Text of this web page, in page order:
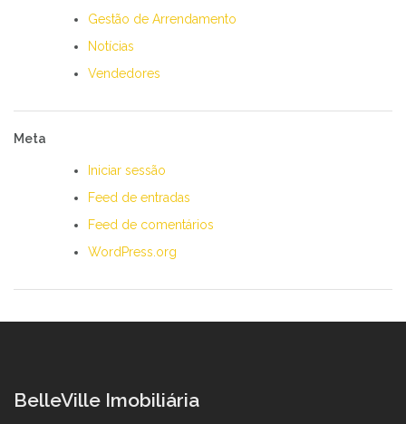
Gestão de Arrendamento
Notícias
Vendedores
Meta
Iniciar sessão
Feed de entradas
Feed de comentários
WordPress.org
BelleVille Imobiliária